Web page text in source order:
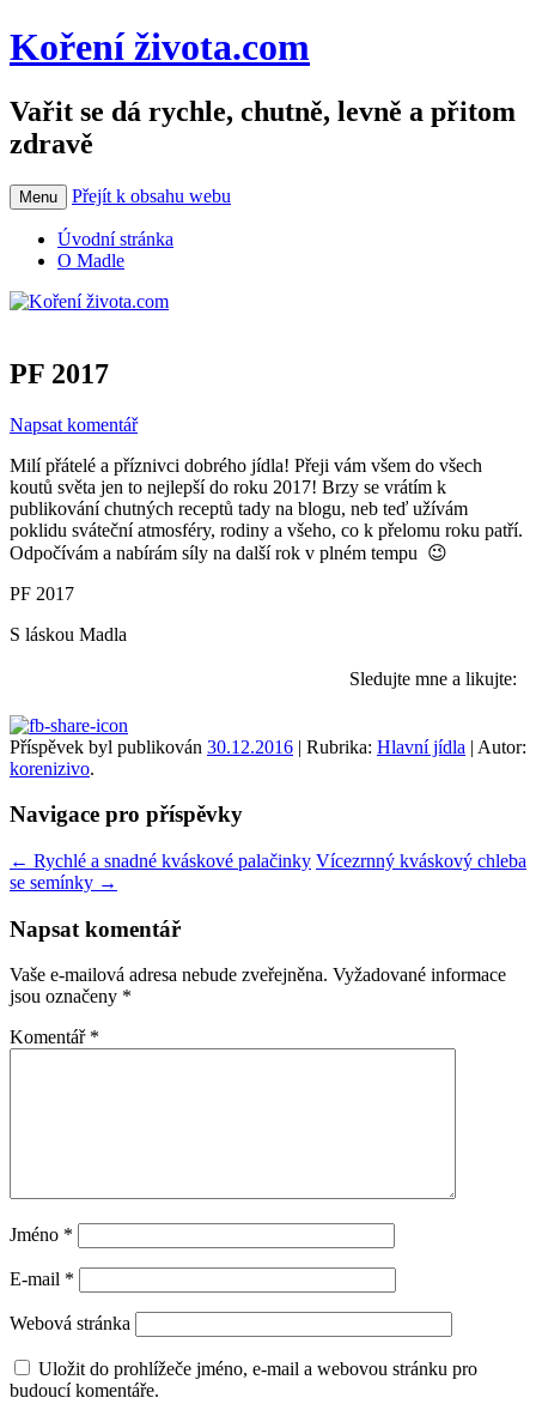
Koření života.com
Vařit se dá rychle, chutně, levně a přitom
zdravě
Menu Přejít k obsahu webu
Úvodní stránka
O Madle
PF 2017
Napsat komentář
Milí přátelé a příznivci dobrého jídla! Přeji vám všem do všech
koutů světa jen to nejlepší do roku 2017! Brzy se vrátím k
publikování chutných receptů tady na blogu, neb teď užívám
poklidu sváteční atmosféry, rodiny a všeho, co k přelomu roku patří.
Odpočívám a nabírám síly na další rok v plném tempu 😉
PF 2017
S láskou Madla
Sledujte mne a likujte:
Příspěvek byl publikován 30.12.2016 | Rubrika: Hlavní jídla | Autor:
korenizivo.
Navigace pro příspěvky
← Rychlé a snadné kváskové palačinky Vícezrnný kváskový chleba
se semínky →
Napsat komentář
Vaše e-mailová adresa nebude zveřejněna. Vyžadované informace
jsou označeny *
Komentář *
Jméno *
E-mail *
Webová stránka
Uložit do prohlížeče jméno, e-mail a webovou stránku pro
budoucí komentáře.